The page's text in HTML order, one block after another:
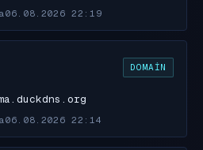
06.08.2026 22:19
DOMAIN
06.08.2026 22:14